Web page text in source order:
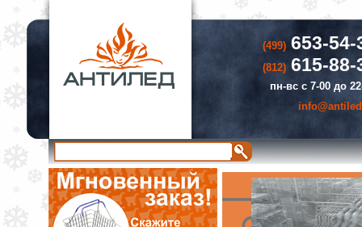
(499)653-54-
(812)615-88-
пн-вс с 7-00 до